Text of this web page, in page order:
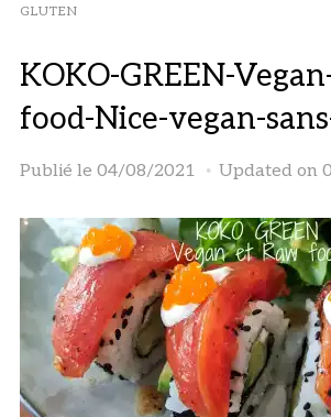
GLUTEN
KOKO-GREEN-
food-Nice-vegan-
Publié le 04/08/2021 Updated on